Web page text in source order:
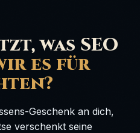
was SEO
es für
Geschenk an dich,
verschenkt seine